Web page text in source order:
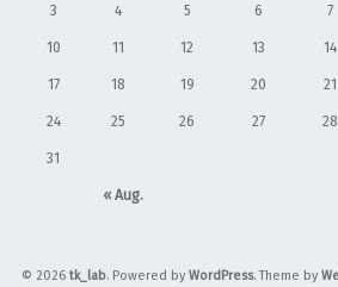
« Aug.
3 4 5 6 7
10 11 12 13 14
17 18 19 20 21
24 25 26 27 28
31
© 2026 tk_lab. Powered by WordPress. Theme by